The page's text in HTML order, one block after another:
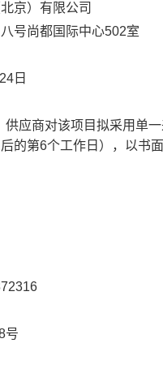
京）有限公司
号尚都国际中心502室
日
应商对该项目拟采用单
的第6个工作日），以书
号